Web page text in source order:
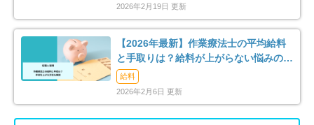
2026年2月19日 更新
【2026年最新】作業療法士の平均給料
と手取りは？給料が上がらない悩みの解
消法まで解説
給料
2026年2月6日 更新